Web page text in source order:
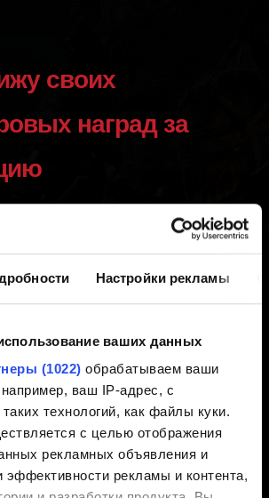
Настройки рекламы
ваших данных
(1022) обрабатываем ваши
ваш IP-адрес, с
технологий, как файлы куки.
с целью отображения
рекламных объявления и
эффективности рекламы и контента,
наград за
Обновлено 2 года назад
их найти, прочитайте письмо от
лежит в вашем рюкзаке.
игра «Ведьмак 3: Дикая Охота»
записью CD PROJEKT RED:
«МОИ НАГРАДЫ» в главном меню
Охота» и войдите в учётную
вы подключены к интернету, и